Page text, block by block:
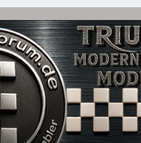
2001. Triumph Bonneville, Thruxton,